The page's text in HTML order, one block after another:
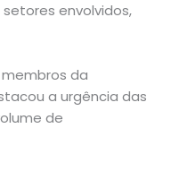
envolvidos,
da
a urgência das
de